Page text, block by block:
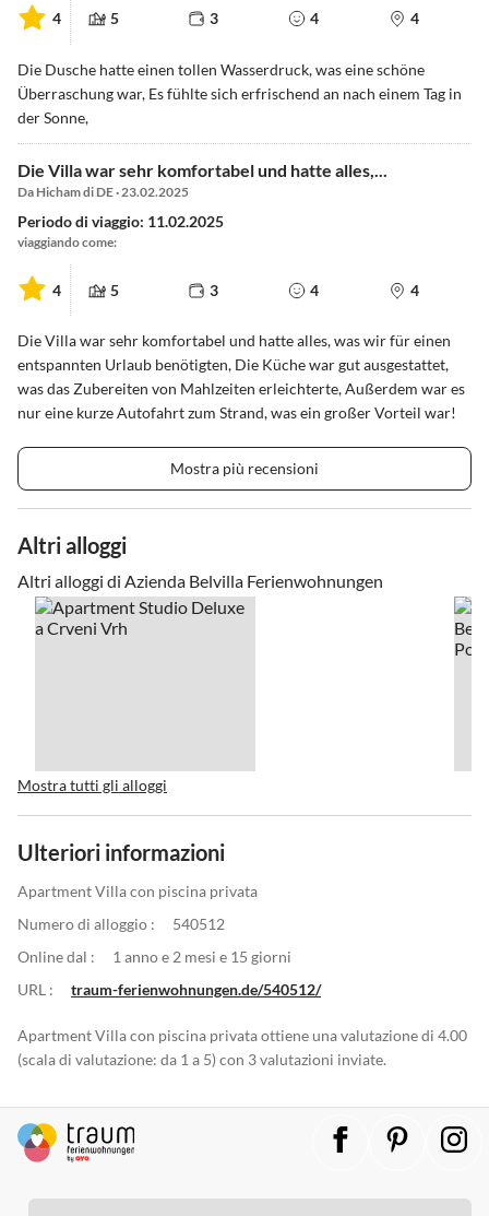
4 5 3 4 4
Die Dusche hatte einen tollen Wasserdruck, was eine schöne
Überraschung war, Es fühlte sich erfrischend an nach einem Tag in
der Sonne,
Die Villa war sehr komfortabel und hatte alles,...
Da Hicham di DE · 23.02.2025
Periodo di viaggio: 11.02.2025
viaggiando come:
4 5 3 4 4
Die Villa war sehr komfortabel und hatte alles, was wir für einen
entspannten Urlaub benötigten, Die Küche war gut ausgestattet,
was das Zubereiten von Mahlzeiten erleichterte, Außerdem war es
nur eine kurze Autofahrt zum Strand, was ein großer Vorteil war!
Mostra più recensioni
Altri alloggi
Altri alloggi di Azienda Belvilla Ferienwohnungen
Mostra tutti gli alloggi
Ulteriori informazioni
Apartment Villa con piscina privata
Numero di alloggio :
540512
Online dal :
1 anno e 2 mesi e 15 giorni
URL :
traum-ferienwohnungen.de/540512/
Apartment Villa con piscina privata ottiene una valutazione di 4.00
(scala di valutazione: da 1 a 5) con 3 valutazioni inviate.